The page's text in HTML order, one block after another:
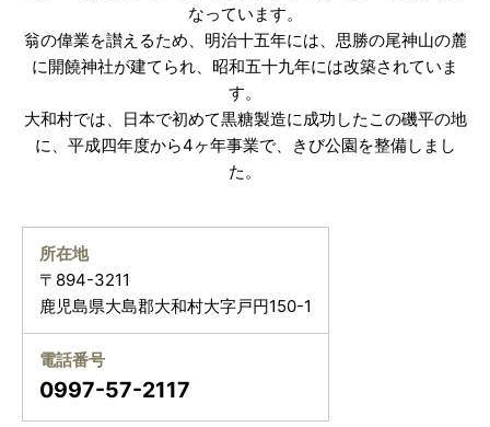
なっています。
翁の偉業を讃えるため、明治十五年には、思勝の尾神山の麓
に開饒神社が建てられ、昭和五十九年には改築されていま
す。
大和村では、日本で初めて黒糖製造に成功したこの磯平の地
に、平成四年度から4ヶ年事業で、きび公園を整備しまし
た。
所在地
〒894-3211
鹿児島県大島郡大和村大字戸円150-1
電話番号
0997-57-2117